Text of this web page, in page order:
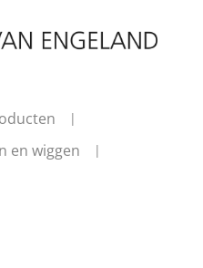
en wiggen